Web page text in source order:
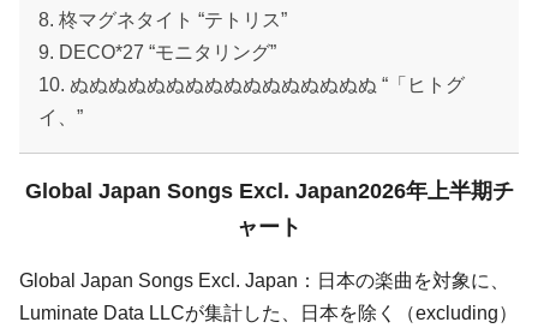
8. 柊マグネタイト “テトリス”
9. DECO*27 “モニタリング”
10. ぬぬぬぬぬぬぬぬぬぬぬぬぬぬぬぬ “「ヒトグ
イ、”
Global Japan Songs Excl. Japan2026年上半期チ
ャート
Global Japan Songs Excl. Japan：日本の楽曲を対象に、
Luminate Data LLCが集計した、日本を除く（excluding）